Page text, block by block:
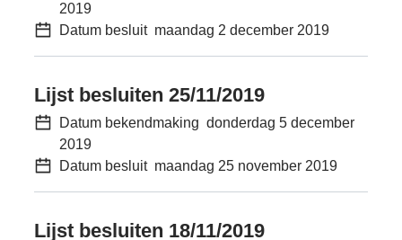
2019
Datum besluit maandag 2 december 2019
Lijst besluiten 25/11/2019
Datum bekendmaking donderdag 5 december
2019
Datum besluit maandag 25 november 2019
Lijst besluiten 18/11/2019